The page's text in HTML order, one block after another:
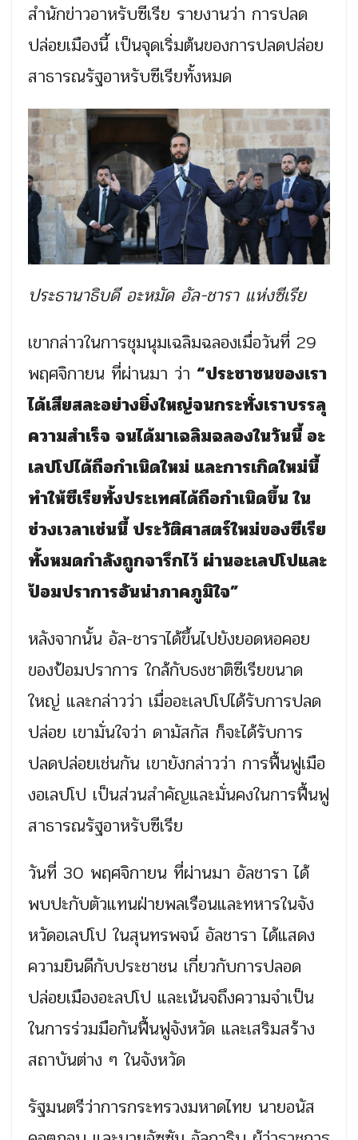
สำนักข่าวอาหรับซีเรีย รายงานว่า การปลด
ปล่อยเมืองนี้ เป็นจุดเริ่มต้นของการปลดปล่อย
สาธารณรัฐอาหรับซีเรียทั้งหมด
ประธานาธิบดี อะหมัด อัล-ชารา แห่งซีเรีย
เขากล่าวในการชุมนุมเฉลิมฉลองเมื่อวันที่ 29
พฤศจิกายน ที่ผ่านมา ว่า “ประชาชนของเรา
ได้เสียสละอย่างยิ่งใหญ่จนกระทั่งเราบรรลุ
ความสำเร็จ จนได้มาเฉลิมฉลองในวันนี้ อะ
เลปโปได้ถือกำเนิดใหม่ และการเกิดใหม่นี้
ทำให้ซีเรียทั้งประเทศได้ถือกำเนิดขึ้น ใน
ช่วงเวลาเช่นนี้ ประวัติศาสตร์ใหม่ของซีเรีย
ทั้งหมดกำลังถูกจารึกไว้ ผ่านอะเลปโปและ
ป้อมปราการอันน่าภาคภูมิใจ”
หลังจากนั้น อัล-ชาราได้ขึ้นไปยังยอดหอคอย
ของป้อมปราการ ใกล้กับธงชาติซีเรียขนาด
ใหญ่ และกล่าวว่า เมื่ออะเลปโปได้รับการปลด
ปล่อย เขามั่นใจว่า ดามัสกัส ก็จะได้รับการ
ปลดปล่อยเช่นกัน เขายังกล่าวว่า การฟื้นฟูเมือ
งอเลปโป เป็นส่วนสำคัญและมั่นคงในการฟื้นฟู
สาธารณรัฐอาหรับซีเรีย
วันที่ 30 พฤศจิกายน ที่ผ่านมา อัลชารา ได้
พบปะกับตัวแทนฝ่ายพลเรือนและทหารในจัง
หวัดอเลปโป ในสุนทรพจน์ อัลชารา ได้แสดง
ความยินดีกับประชาชน เกี่ยวกับการปลอด
ปล่อยเมืองอะลปโป และเน้นจถึงความจำเป็น
ในการร่วมมือกันฟื้นฟูจังหวัด และเสริมสร้าง
สถาบันต่าง ๆ ในจังหวัด
รัฐมนตรีว่าการกระทรวงมหาดไทย นายอนัส